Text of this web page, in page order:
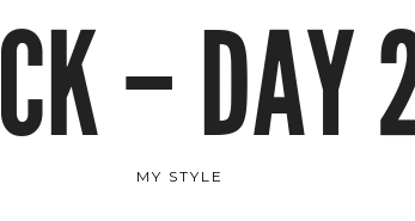
– DAY
MY STYLE